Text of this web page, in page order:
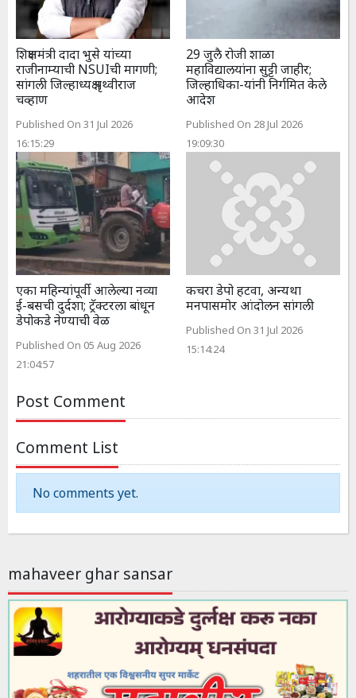
शिक्षणमंत्री दादा भुसे यांच्या
राजीनाम्याची NSUIची मागणी;
सांगली जिल्हाध्यक्ष पृथ्वीराज
चव्हाण
Published On 31 Jul 2026
16:15:29
29 जुलै रोजी शाळा
महाविद्यालयांना सुट्टी जाहीर;
जिल्हाधिका-यांनी निर्गमित केले
आदेश
Published On 28 Jul 2026
19:09:30
एका महिन्यांपूर्वी आलेल्या नव्या
ई-बसची दुर्दशा; ट्रॅक्टरला बांधून
डेपोकडे नेण्याची वेळ
Published On 05 Aug 2026
21:04:57
कचरा डेपो हटवा, अन्यथा
मनपासमोर आंदोलन सांगली
Published On 31 Jul 2026
15:14:24
Post Comment
Comment List
No comments yet.
mahaveer ghar sansar